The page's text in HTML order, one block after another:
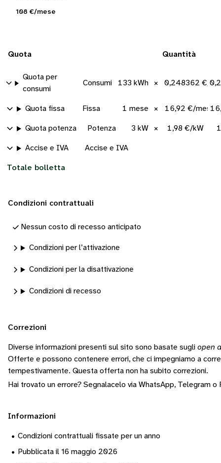
108 €/mese
Quota Quantità
Quota per
consumi
Consumi 133 kWh × 0,248362 €/
Quota fissa Fissa 1 mese × 16,92 €/mese
Quota potenza Potenza 3 kW × 1,98 €/kW
Accise e IVA Accise e IVA
Totale bolletta
Condizioni contrattuali
Nessun costo di recesso anticipato
Condizioni per l’attivazione
Condizioni per la disattivazione
Condizioni di recesso
Correzioni
Diverse informazioni presenti sul sito sono basate sugli open
Offerte e possono contenere errori, che ci impegniamo a
tempestivamente. Questa offerta non ha subito correzioni.
Hai trovato un errore? Segnalacelo via WhatsApp, Telegram o
Informazioni
• Condizioni contrattuali fissate per un anno
• Pubblicata il 16 maggio 2026